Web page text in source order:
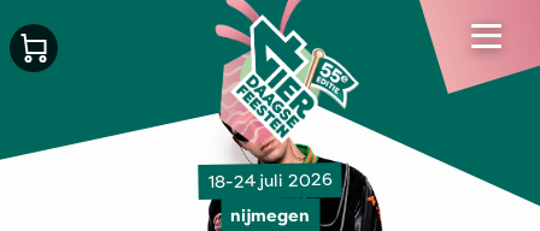
18-24 juli 2026
nijmegen